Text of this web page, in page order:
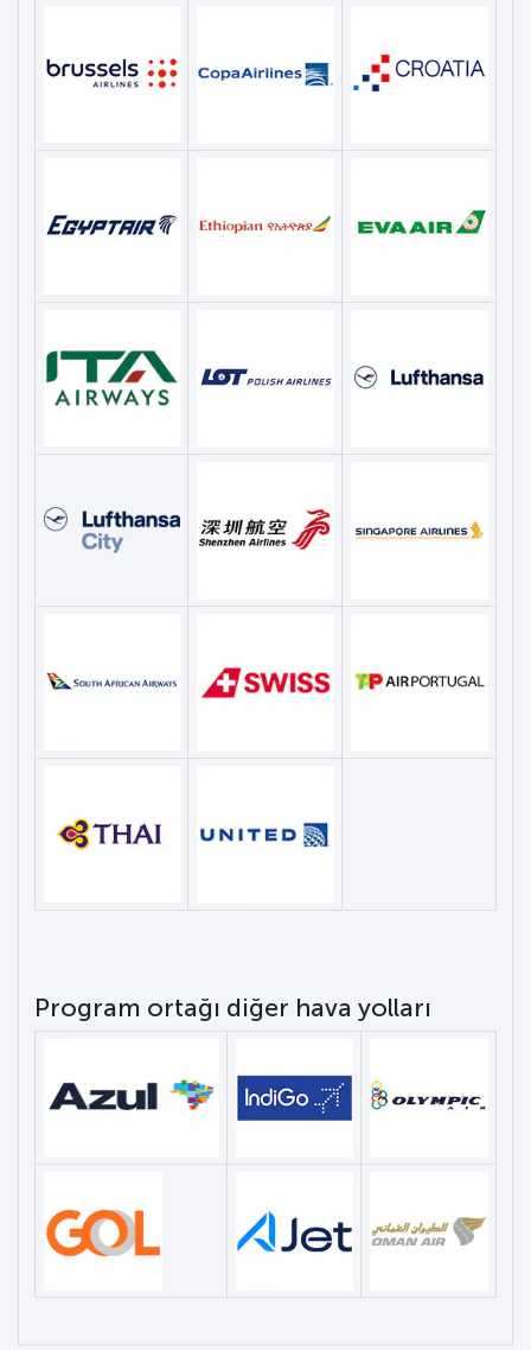
Program ortağı diğer hava yolları